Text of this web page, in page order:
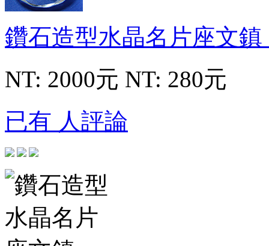
鑽石造型水晶名片座文鎮
NT: 2000元 NT: 280元
已有 人評論